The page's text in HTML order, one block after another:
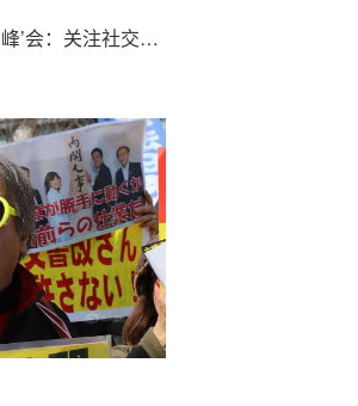
张‘朝’阳现身乌镇‘峰’会：关注社交、电商和AI三个方面 | 直击乌镇